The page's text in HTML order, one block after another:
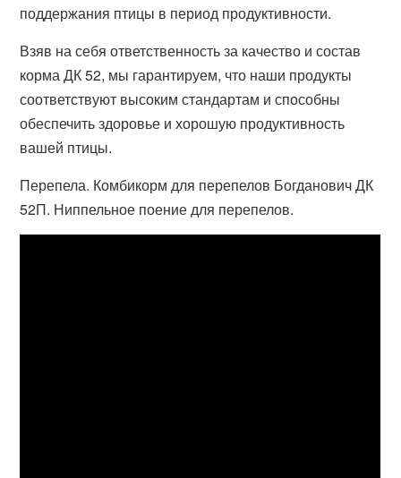
поддержания птицы в период продуктивности.
Взяв на себя ответственность за качество и состав
корма ДК 52, мы гарантируем, что наши продукты
соответствуют высоким стандартам и способны
обеспечить здоровье и хорошую продуктивность
вашей птицы.
Перепела. Комбикорм для перепелов Богданович ДК
52П. Ниппельное поение для перепелов.